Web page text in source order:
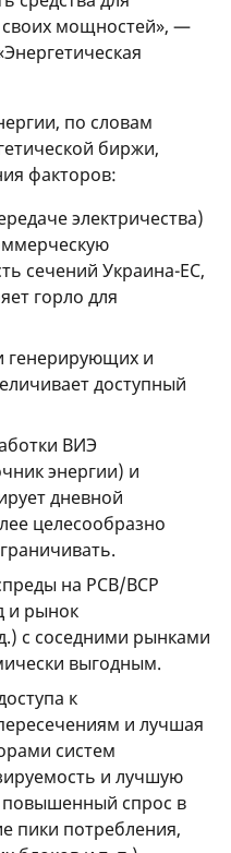
своих мощностей», —
по словам
биржи,
факторов:
электричества)
сечений Украина-ЕС,
горло для
генерирующих и
доступный
ВИЭ
энергии) и
дневной
целесообразно
на РСВ/ВСР
и рынок
с соседними рынками
выгодным.
к
и лучшая
систем
и лучшую
повышенный спрос в
пики потребления,